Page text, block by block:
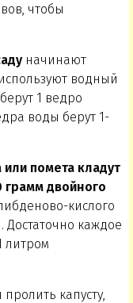
чтобы
начинают
водный
1 ведро
воды берут 1-
помета кладут
грамм двойного
кислого
каждое
литром
капусту,